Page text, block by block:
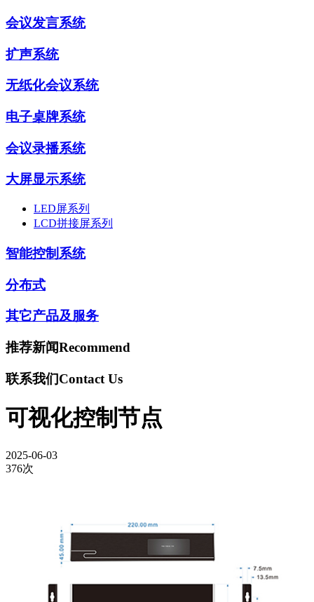
会议发言系统
扩声系统
无纸化会议系统
电子桌牌系统
会议录播系统
大屏显示系统
LED屏系列
LCD拼接屏系列
智能控制系统
分布式
其它产品及服务
推荐新闻Recommend
联系我们Contact Us
可视化控制节点
2025-06-03
376次